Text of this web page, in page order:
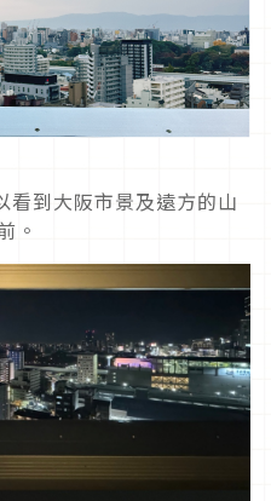
到大阪市景及遠方的山
。